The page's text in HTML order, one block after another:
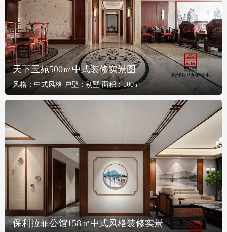
天下玉苑500㎡中式装修实景图
风格： 中式风格 户型：别墅 面积：500㎡
保利拉菲公馆158㎡中式风格装修实景